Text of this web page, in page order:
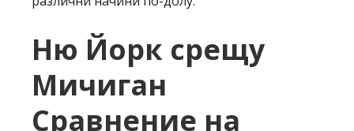
Ню Йорк срещу
Мичиган
Сравнение на